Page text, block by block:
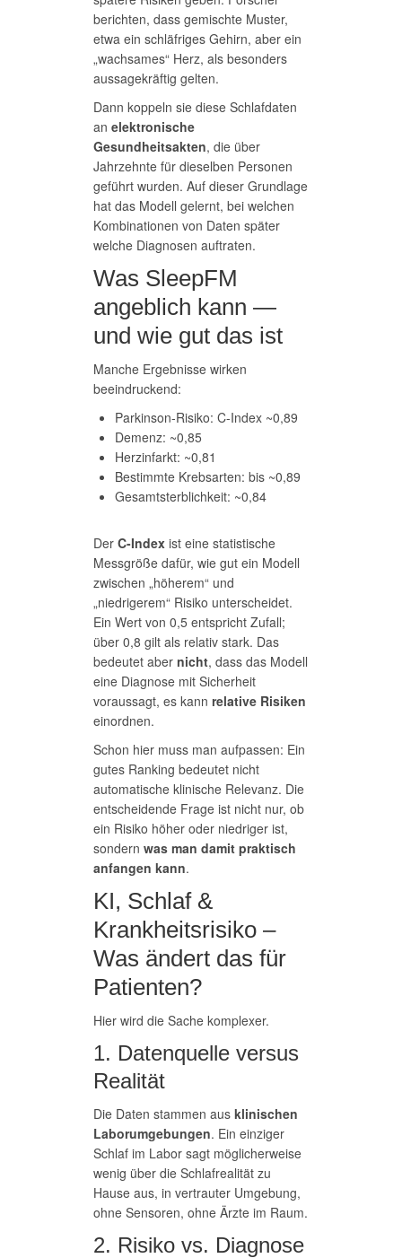
berichten, dass gemischte Muster,
etwa ein schläfriges Gehirn, aber ein
„wachsames“ Herz, als besonders
aussagekräftig gelten.
Dann koppeln sie diese Schlafdaten
an elektronische
Gesundheitsakten, die über
Jahrzehnte für dieselben Personen
geführt wurden. Auf dieser Grundlage
hat das Modell gelernt, bei welchen
Kombinationen von Daten später
welche Diagnosen auftraten.
Was SleepFM
angeblich kann —
und wie gut das ist
Manche Ergebnisse wirken
beeindruckend:
Parkinson-Risiko: C-Index ~0,89
Demenz: ~0,85
Herzinfarkt: ~0,81
Bestimmte Krebsarten: bis ~0,89
Gesamtsterblichkeit: ~0,84
Der C-Index ist eine statistische
Messgröße dafür, wie gut ein Modell
zwischen „höherem“ und
„niedrigerem“ Risiko unterscheidet.
Ein Wert von 0,5 entspricht Zufall;
über 0,8 gilt als relativ stark. Das
bedeutet aber nicht, dass das Modell
eine Diagnose mit Sicherheit
voraussagt, es kann relative Risiken
einordnen.
Schon hier muss man aufpassen: Ein
gutes Ranking bedeutet nicht
automatische klinische Relevanz. Die
entscheidende Frage ist nicht nur, ob
ein Risiko höher oder niedriger ist,
sondern was man damit praktisch
anfangen kann.
KI, Schlaf &
Krankheitsrisiko –
Was ändert das für
Patienten?
Hier wird die Sache komplexer.
1. Datenquelle versus
Realität
Die Daten stammen aus klinischen
Laborumgebungen. Ein einziger
Schlaf im Labor sagt möglicherweise
wenig über die Schlafrealität zu
Hause aus, in vertrauter Umgebung,
ohne Sensoren, ohne Ärzte im Raum.
2. Risiko vs. Diagnose